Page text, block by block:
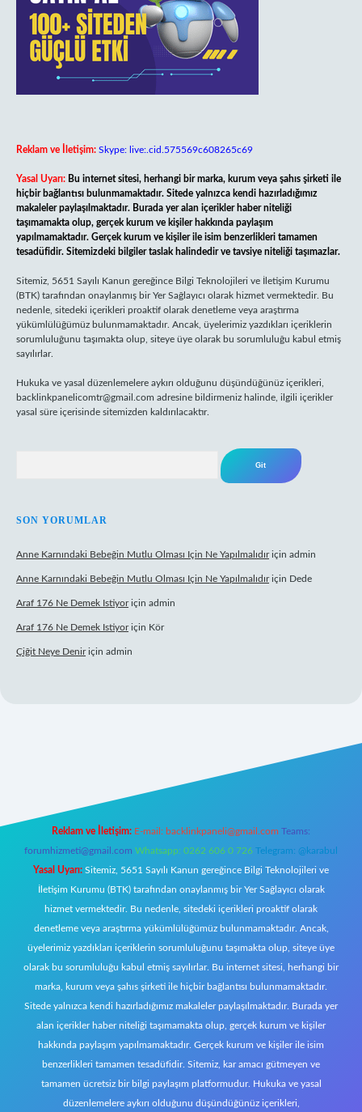
Reklam ve İletişim: Skype: live:.cid.575569c608265c69
Yasal Uyarı: Bu internet sitesi, herhangi bir marka, kurum veya şahıs şirketi ile
hiçbir bağlantısı bulunmamaktadır. Sitede yalnızca kendi hazırladığımız
makaleler paylaşılmaktadır. Burada yer alan içerikler haber niteliği
taşımamakta olup, gerçek kurum ve kişiler hakkında paylaşım
yapılmamaktadır. Gerçek kurum ve kişiler ile isim benzerlikleri tamamen
tesadüfidir. Sitemizdeki bilgiler taslak halindedir ve tavsiye niteliği taşımazlar.
Sitemiz, 5651 Sayılı Kanun gereğince Bilgi Teknolojileri ve İletişim Kurumu
(BTK) tarafından onaylanmış bir Yer Sağlayıcı olarak hizmet vermektedir. Bu
nedenle, sitedeki içerikleri proaktif olarak denetleme veya araştırma
yükümlülüğümüz bulunmamaktadır. Ancak, üyelerimiz yazdıkları içeriklerin
sorumluluğunu taşımakta olup, siteye üye olarak bu sorumluluğu kabul etmiş
sayılırlar.
Hukuka ve yasal düzenlemelere aykırı olduğunu düşündüğünüz içerikleri,
backlinkpanelicomtr@gmail.com adresine bildirmeniz halinde, ilgili içerikler
yasal süre içerisinde sitemizden kaldırılacaktır.
SON YORUMLAR
Anne Karnındaki Bebeğin Mutlu Olması Için Ne Yapılmalıdıriçin admin
Anne Karnındaki Bebeğin Mutlu Olması Için Ne Yapılmalıdıriçin Dede
Araf 176 Ne Demek Istiyoriçin admin
Araf 176 Ne Demek Istiyoriçin Kör
Çiğit Neye Deniriçin admin
Reklam ve İletişim: E-mail: backlinkpaneli@gmail.com Teams:
forumhizmeti@gmail.com Whatsapp: 0262 606 0 726 Telegram: @karabul
Yasal Uyarı: Sitemiz, 5651 Sayılı Kanun gereğince Bilgi Teknolojileri ve
İletişim Kurumu (BTK) tarafından onaylanmış bir Yer Sağlayıcı olarak
hizmet vermektedir. Bu nedenle, sitedeki içerikleri proaktif olarak
denetleme veya araştırma yükümlülüğümüz bulunmamaktadır. Ancak,
üyelerimiz yazdıkları içeriklerin sorumluluğunu taşımakta olup, siteye üye
olarak bu sorumluluğu kabul etmiş sayılırlar. Bu internet sitesi, herhangi bir
marka, kurum veya şahıs şirketi ile hiçbir bağlantısı bulunmamaktadır.
Sitede yalnızca kendi hazırladığımız makaleler paylaşılmaktadır. Burada yer
alan içerikler haber niteliği taşımamakta olup, gerçek kurum ve kişiler
hakkında paylaşım yapılmamaktadır. Gerçek kurum ve kişiler ile isim
benzerlikleri tamamen tesadüfidir. Sitemiz, kar amacı gütmeyen ve
tamamen ücretsiz bir bilgi paylaşım platformudur. Hukuka ve yasal
düzenlemelere aykırı olduğunu düşündüğünüz içerikleri,